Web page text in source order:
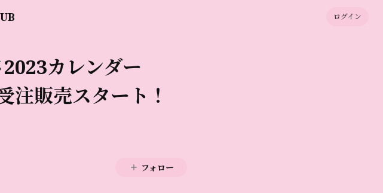
ログイン
2023カレンダー
販売スタート！
フォロー